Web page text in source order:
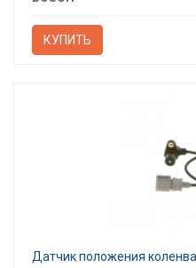
КУПИТЬ
Датчик положения